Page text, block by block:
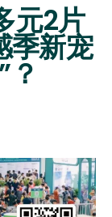
元2片
季新宠
？